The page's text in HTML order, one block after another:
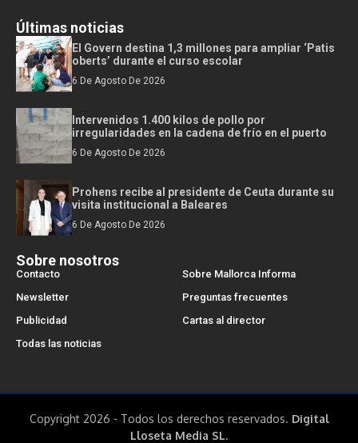
Últimas noticias
El Govern destina 1,3 millones para ampliar ‘Patis
oberts’ durante el curso escolar
6 De Agosto De 2026
Intervenidos 1.400 kilos de pollo por
irregularidades en la cadena de frío en el puerto
6 De Agosto De 2026
Prohens recibe al presidente de Ceuta durante su
visita institucional a Baleares
6 De Agosto De 2026
Sobre nosotros
Contacto
Sobre Mallorca Informa
Newsletter
Preguntas frecuentes
Publicidad
Cartas al director
Todas las noticias
Copyright 2026 - Todos los derechos reservados. Digital
Lloseta Media SL.